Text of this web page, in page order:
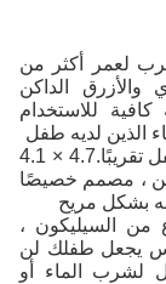
6 أكواب للشرب لعمر أكثر من
الداكن
للاستخدام
الذين لديه طفل
الأبعاد المناسبة: قياس كل كوب من قش الطفل تقريبًا.4.7 × 4.1
صلبين ، مصمم خصيصًا
بشكل مريح
السيليكون ،
يجعل طفلك لن
الماء أو